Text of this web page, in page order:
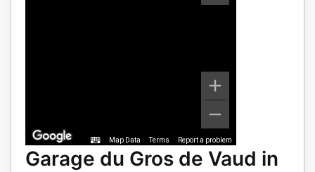
Map Data Terms Report a problem
Garage du Gros de Vaud in